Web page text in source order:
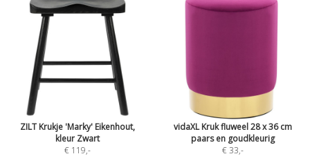
ZILT Krukje 'Marky' Eikenhout,
kleur Zwart
€ 119,-
vidaXL Kruk fluweel 28 x 36 cm
paars en goudkleurig
€ 33,-